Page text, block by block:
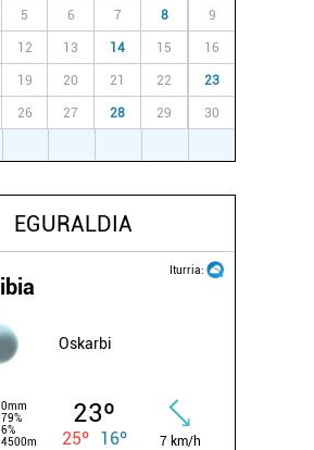
5 6 7 8 9
12 13 14 15 16
19 20 21 22 23
26 27 28 29 30
EGURALDIA
Iturria:
Oskarbi
0mm
79%
6%
4500m
23º
25º 16º 7 km/h